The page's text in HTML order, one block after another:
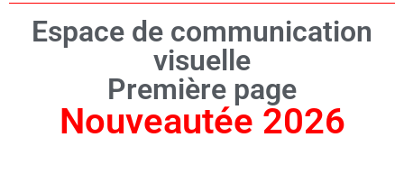
Espace de communication
visuelle
Première page
Nouveautée 2026